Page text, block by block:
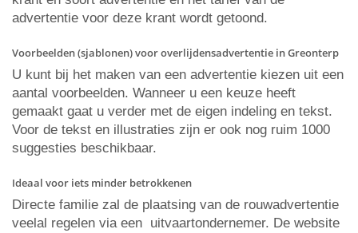
advertentie voor deze krant wordt getoond.
Voorbeelden (sjablonen) voor overlijdensadvertentie in Greonterp
U kunt bij het maken van een advertentie kiezen uit een
aantal voorbeelden. Wanneer u een keuze heeft
gemaakt gaat u verder met de eigen indeling en tekst.
Voor de tekst en illustraties zijn er ook nog ruim 1000
suggesties beschikbaar.
Ideaal voor iets minder betrokkenen
Directe familie zal de plaatsing van de rouwadvertentie
veelal regelen via een uitvaartondernemer. De website